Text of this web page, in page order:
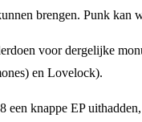
brengen. Punk kan
voor dergelijke
en Lovelock).
knappe EP